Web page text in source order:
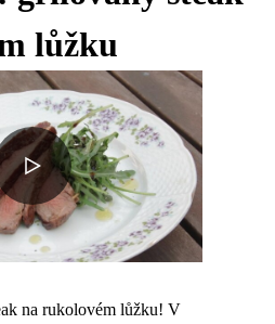
lůžku
na rukolovém lůžku! V